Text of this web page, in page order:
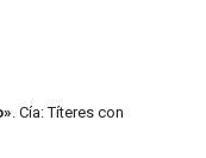
. Cía: Títeres con